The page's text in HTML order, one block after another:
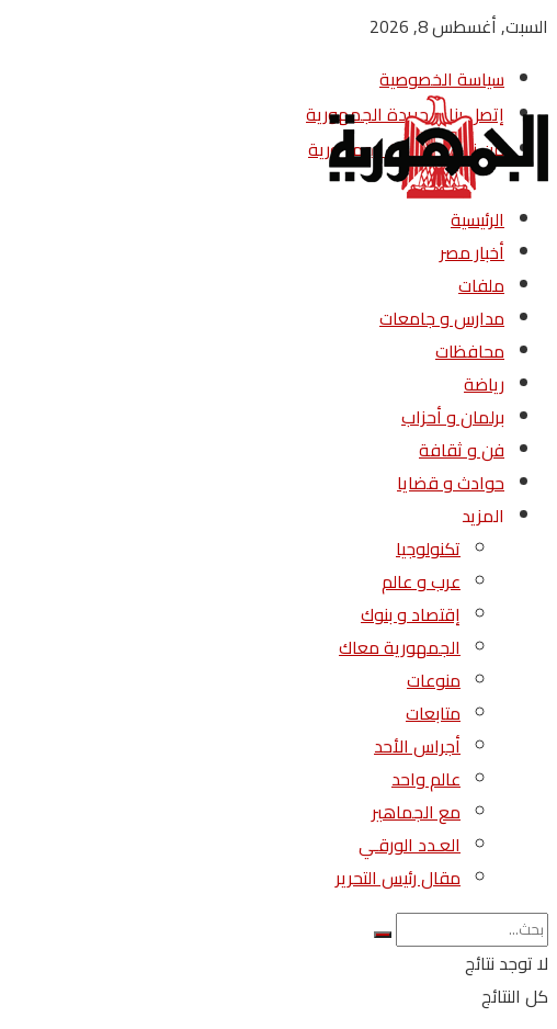
السبت, أغسطس 8, 2026
سياسة الخصوصية
إتصل بنا – جريدة الجمهورية
من نحن – جريدة الجمهورية
الرئيسية
أخبار مصر
ملفات
مدارس و جامعات
محافظات
رياضة
برلمان و أحزاب
فن و ثقافة
حوادث و قضايا
المزيد
تكنولوجيا
عرب و عالم
إقتصاد و بنوك
الجمهورية معاك
منوعات
متابعات
أجراس الأحد
عالم واحد
مع الجماهير
العـدد الورقـي
مقال رئيس التحرير
لا توجد نتائج
كل النتائج